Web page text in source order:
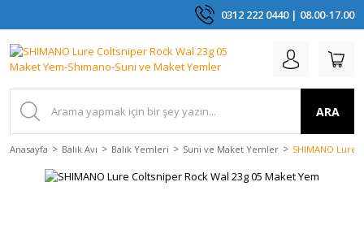
0312 222 0440 | 08.00-17.00
ARA
Anasayfa Balık Avı Balık Yemleri Suni ve Maket Yemler SHIMANO Lure